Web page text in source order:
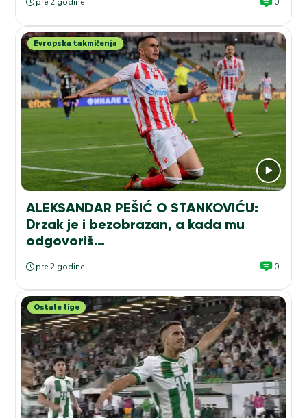
pre 2 godine 0
Evropska takmičenja
ALEKSANDAR PEŠIĆ O STANKOVIĆU:
Drzak je i bezobrazan, a kada mu
odgovoriš…
pre 2 godine 0
Ostale lige